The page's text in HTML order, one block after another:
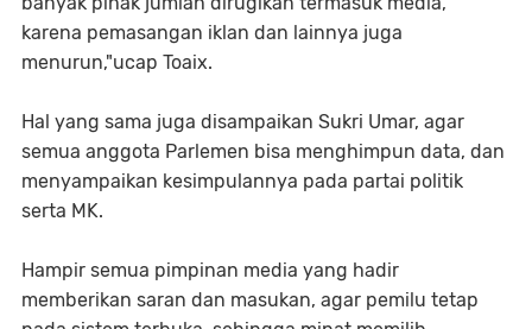
karena pemasangan iklan dan lainnya juga
menurun,"ucap Toaix.
Hal yang sama juga disampaikan Sukri Umar, agar
semua anggota Parlemen bisa menghimpun data, dan
menyampaikan kesimpulannya pada partai politik
serta MK.
Hampir semua pimpinan media yang hadir
memberikan saran dan masukan, agar pemilu tetap